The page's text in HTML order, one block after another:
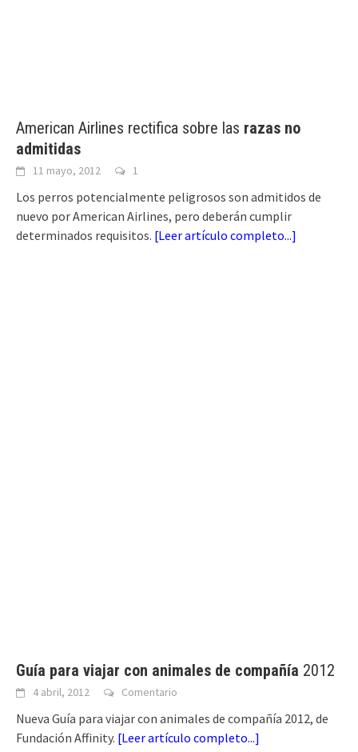
American Airlines rectifica sobre las razas no
admitidas
11 mayo, 2012 1
Los perros potencialmente peligrosos son admitidos de
nuevo por American Airlines, pero deberán cumplir
determinados requisitos. [Leer artículo completo...]
Guía para viajar con animales de compañía 2012
4 abril, 2012 Comentario
Nueva Guía para viajar con animales de compañía 2012, de
Fundación Affinity. [Leer artículo completo...]